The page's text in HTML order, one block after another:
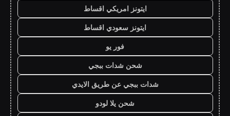
ايتونز امريكي اقساط
ايتونز سعودي اقساط
فور يو
شحن شدات ببجي
شدات ببجي عن طريق الايدي
شحن يلا لودو